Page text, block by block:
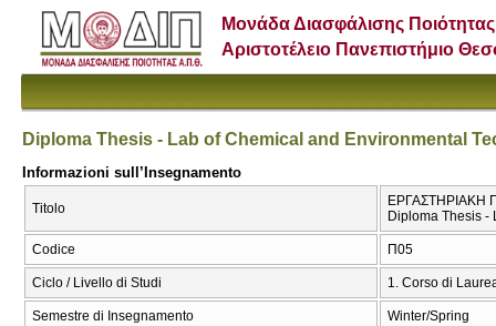
Μονάδα Διασφάλισης Ποιότητας
Αριστοτέλειο Πανεπιστήμιο
Diploma Thesis - Lab of Chemical and Environmental
Informazioni sull’Insegnamento
Titolo
ΕΡΓΑΣΤΗΡΙΑΚΗ
Diploma Thesis -
Codice Π05
Ciclo / Livello di Studi 1. Corso di
Semestre di Insegnamento Winter/Spring